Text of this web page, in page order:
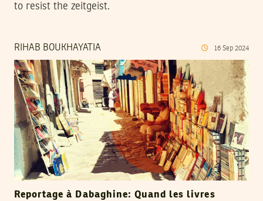
to resist the zeitgeist.
RIHAB BOUKHAYATIA 16 Sep 2024
Reportage à Dabaghine: Quand les livres